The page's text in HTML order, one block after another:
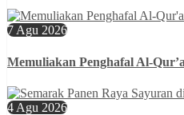
7 Agu 2026
Memuliakan Penghafal Al-
4 Agu 2026